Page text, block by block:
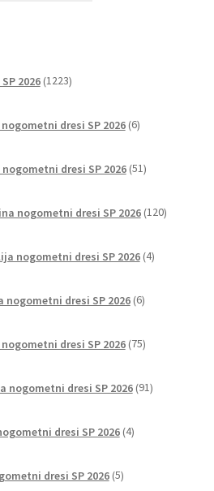
na
izdelka
2026 1223izdelkov
dresi SP 2026 6izdelkov
dresi SP 2026 51izdelkov
nogometni dresi SP 2026 120izdelkov
nogometni dresi SP 2026 4izdelki
nogometni dresi SP 2026 6izdelkov
dresi SP 2026 75izdelkov
nogometni dresi SP 2026 91izdelkov
dresi SP 2026 4izdelki
dresi SP 2026 5izdelkov